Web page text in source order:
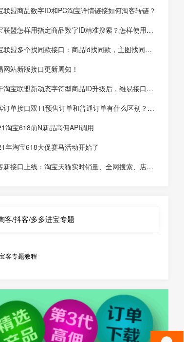
联盟商品数字ID和PC淘宝详情链接如何淘客转链？
联盟怎样用指定商品数字ID精准搜索？怎样使用数
场景ID2转链？
联盟多个找同款接口：商品id找同款，主图找同
找同款
网站新版接口更新周知！
淘宝联盟新动态字符型商品ID升级后，维易接口跟
和API调用说明
订单接口双11预售订单和普通订单有什么区别？怎
是淘客双11预售订单是否已付尾款？预售中支付了定
贝该如何计算佣金
淘宝618前N新品高佣API调用
年淘宝618大促赛马活动开始了
新接口上线：淘宝天猫实时销量、全网搜索、店铺
客/抖客/多多进宝专题
客专题教程